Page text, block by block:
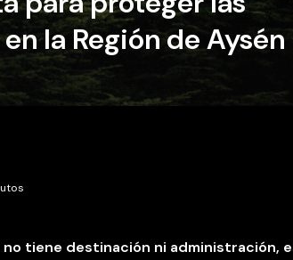
la Región de Aysén
tiene destinación ni administración,